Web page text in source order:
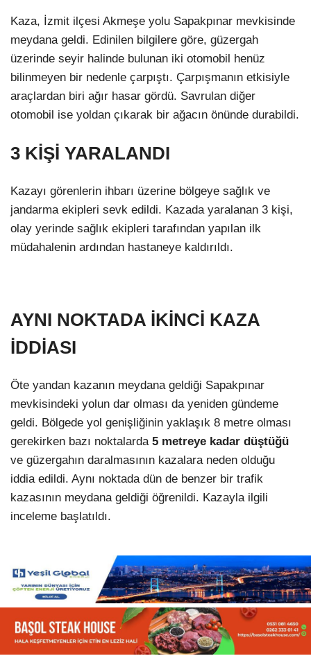
Kaza, İzmit ilçesi Akmeşe yolu Sapakpınar mevkisinde
meydana geldi. Edinilen bilgilere göre, güzergah
üzerinde seyir halinde bulunan iki otomobil henüz
bilinmeyen bir nedenle çarpıştı. Çarpışmanın etkisiyle
araçlardan biri ağır hasar gördü. Savrulan diğer
otomobil ise yoldan çıkarak bir ağacın önünde durabildi.
3 KİŞİ YARALANDI
Kazayı görenlerin ihbarı üzerine bölgeye sağlık ve
jandarma ekipleri sevk edildi. Kazada yaralanan 3 kişi,
olay yerinde sağlık ekipleri tarafından yapılan ilk
müdahalenin ardından hastaneye kaldırıldı.
AYNI NOKTADA İKİNCİ KAZA
İDDİASI
Öte yandan kazanın meydana geldiği Sapakpınar
mevkisindeki yolun dar olması da yeniden gündeme
geldi. Bölgede yol genişliğinin yaklaşık 8 metre olması
gerekirken bazı noktalarda 5 metreye kadar düştüğü
ve güzergahın daralmasının kazalara neden olduğu
iddia edildi. Aynı noktada dün de benzer bir trafik
kazasının meydana geldiği öğrenildi. Kazayla ilgili
inceleme başlatıldı.